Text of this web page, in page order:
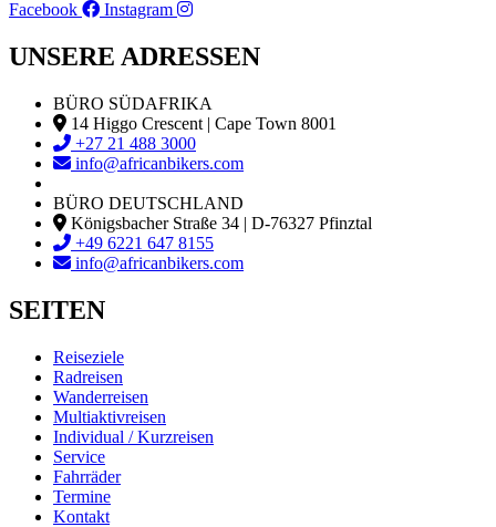
Facebook
Instagram
UNSERE ADRESSEN
BÜRO SÜDAFRIKA
14 Higgo Crescent | Cape Town 8001
+27 21 488 3000
info@africanbikers.com
BÜRO DEUTSCHLAND
Königsbacher Straße 34 | D-76327 Pfinztal
+49 6221 647 8155
info@africanbikers.com
SEITEN
Reiseziele
Radreisen
Wanderreisen
Multiaktivreisen
Individual / Kurzreisen
Service
Fahrräder
Termine
Kontakt